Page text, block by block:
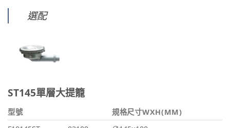
選配
ST145單層大提籠
型號
規格尺寸WXH(MM)